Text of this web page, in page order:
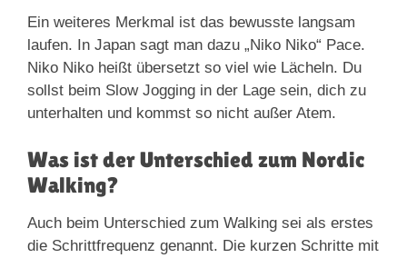
Ein weiteres Merkmal ist das bewusste langsam
laufen. In Japan sagt man dazu „Niko Niko“ Pace.
Niko Niko heißt übersetzt so viel wie Lächeln. Du
sollst beim Slow Jogging in der Lage sein, dich zu
unterhalten und kommst so nicht außer Atem.
Was ist der Unterschied zum Nordic
Walking?
Auch beim Unterschied zum Walking sei als erstes
die Schrittfrequenz genannt. Die kurzen Schritte mit